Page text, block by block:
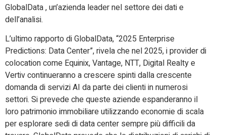
GlobalData , un’azienda leader nel settore dei dati e
dell’analisi.
L’ultimo rapporto di GlobalData, “2025 Enterprise
Predictions: Data Center”, rivela che nel 2025, i provider di
colocation come Equinix, Vantage, NTT, Digital Realty e
Vertiv continueranno a crescere spinti dalla crescente
domanda di servizi AI da parte dei clienti in numerosi
settori. Si prevede che queste aziende espanderanno il
loro patrimonio immobiliare utilizzando economie di scala
per esplorare sedi di data center sempre più difficili da